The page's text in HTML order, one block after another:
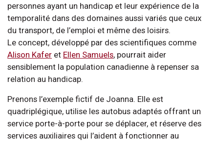
personnes ayant un handicap et leur expérience de la
temporalité dans des domaines aussi variés que ceux
du transport, de l’emploi et même des loisirs.
Le concept, développé par des scientifiques comme
Alison Kafer et Ellen Samuels, pourrait aider
sensiblement la population canadienne à repenser sa
relation au handicap.
Prenons l’exemple fictif de Joanna. Elle est
quadriplégique, utilise les autobus adaptés offrant un
service porte-à-porte pour se déplacer, et réserve des
services auxiliaires qui l’aident à fonctionner au